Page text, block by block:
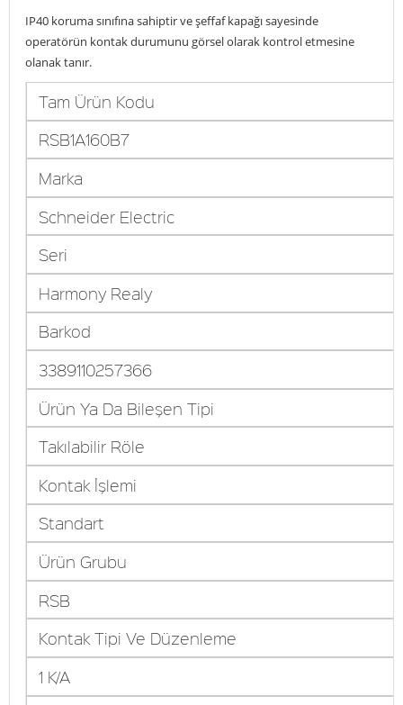
IP40 koruma sınıfına sahiptir ve şeffaf kapağı sayesinde
operatörün kontak durumunu görsel olarak kontrol etmesine
olanak tanır.
Tam Ürün Kodu
RSB1A160B7
Marka
Schneider Electric
Seri
Harmony Realy
Barkod
3389110257366
Ürün Ya Da Bileşen Tipi
Takılabilir Röle
Kontak İşlemi
Standart
Ürün Grubu
RSB
Kontak Tipi Ve Düzenleme
1 K/A